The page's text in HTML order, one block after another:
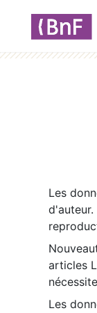
Les
articles
Les